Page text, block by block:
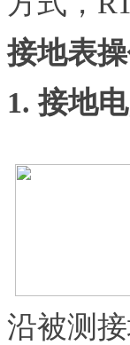
接地表
1. 接地
沿被测